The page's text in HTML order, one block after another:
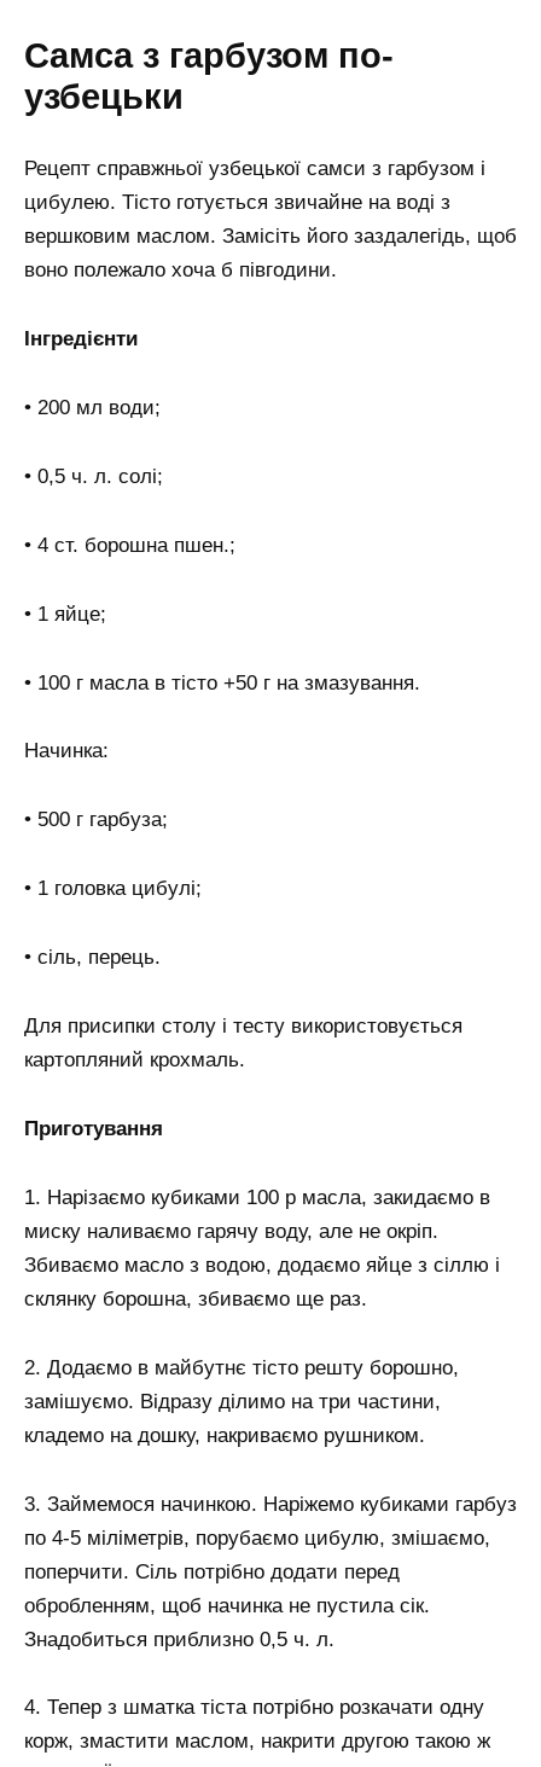
Самса з гарбузом по-
узбецьки
Рецепт справжньої узбецької самси з гарбузом і
цибулею. Тісто готується звичайне на воді з
вершковим маслом. Замісіть його заздалегідь, щоб
воно полежало хоча б півгодини.
Інгредієнти
• 200 мл води;
• 0,5 ч. л. солі;
• 4 ст. борошна пшен.;
• 1 яйце;
• 100 г масла в тісто +50 г на змазування.
Начинка:
• 500 г гарбуза;
• 1 головка цибулі;
• сіль, перець.
Для присипки столу і тесту використовується
картопляний крохмаль.
Приготування
1. Нарізаємо кубиками 100 р масла, закидаємо в
миску наливаємо гарячу воду, але не окріп.
Збиваємо масло з водою, додаємо яйце з сіллю і
склянку борошна, збиваємо ще раз.
2. Додаємо в майбутнє тісто решту борошно,
замішуємо. Відразу ділимо на три частини,
кладемо на дошку, накриваємо рушником.
3. Займемося начинкою. Наріжемо кубиками гарбуз
по 4-5 міліметрів, порубаємо цибулю, змішаємо,
поперчити. Сіль потрібно додати перед
обробленням, щоб начинка не пустила сік.
Знадобиться приблизно 0,5 ч. л.
4. Тепер з шматка тіста потрібно розкачати одну
корж, змастити маслом, накрити другою такою ж